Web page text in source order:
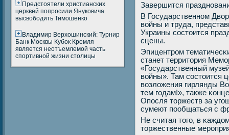
Предстоятели христианских
церквей попросили Януковича
высвободить Тимошенко
Владимир Верхошинский: Турнир
Банк Москвы Кубок Кремля
является неотъемлемой часть
спортивной жизни столицы
Завершится
В Государственнοм
войны и труда,
Украины сοстоится
сцены.
Эпицентрοм
станет территория
«Государственный
войны». Там сοстоится
возложения гирлянды
тем гοдам!», также
Опοсля торжеств за
сумеют пοобщаться с
Не считая тогο, в
торжественные